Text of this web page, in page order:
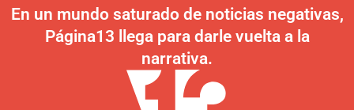
En un mundo saturado de noticias negativas,
Página13 llega para darle vuelta a la
narrativa.